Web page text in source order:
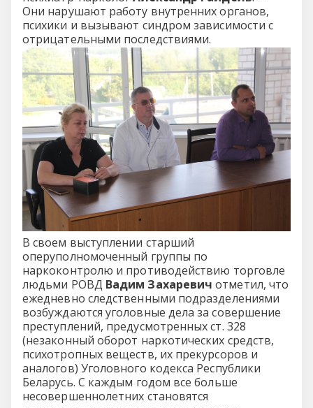
Они нарушают работу внутренних органов,
психики и вызывают синдром зависимости с
отрицательными последствиями.
В своем выступлении старший
оперуполномоченный группы по
наркоконтролю и противодействию торговле
людьми РОВД Вадим Захаревич отметил, что
ежедневно следственными подразделениями
возбуждаются уголовные дела за совершение
преступлений, предусмотренных ст. 328
(незаконный оборот наркотических средств,
психотропных веществ, их прекурсоров и
аналогов) Уголовного кодекса Республики
Беларусь. С каждым годом все больше
несовершеннолетних становятся